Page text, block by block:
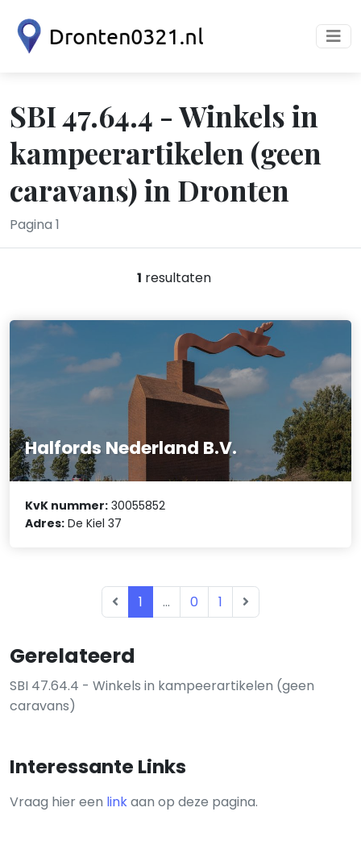
SBI 47.64.4 - Winkels in
kampeerartikelen (geen
caravans) in Dronten
Pagina 1
Gerelateerd
SBI 47.64.4 - Winkels in kampeerartikelen (geen
caravans)
Interessante Links
Vraag hier een linkaan op deze pagina.
1 resultaten
Halfords Nederland B.V.
KvK nummer: 30055852
Adres: De Kiel 37
1 ... 0 1